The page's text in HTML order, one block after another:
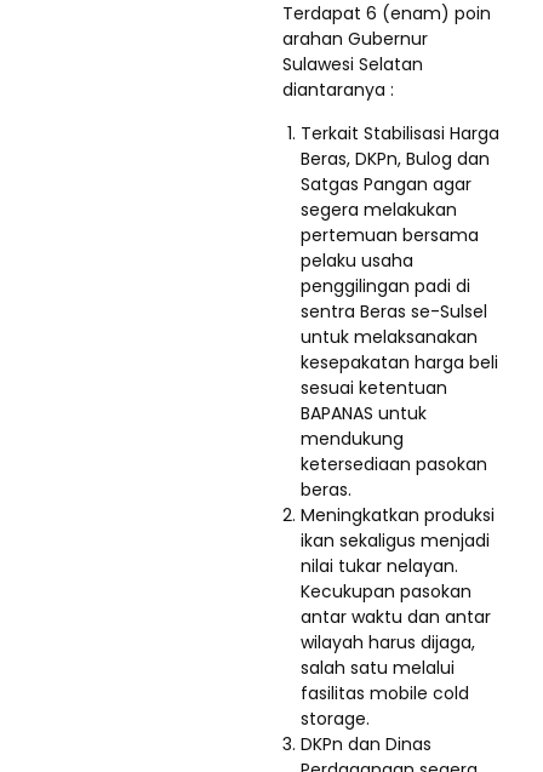
Terdapat 6 (enam) poin
arahan Gubernur
Sulawesi Selatan
diantaranya :
Terkait Stabilisasi Harga
Beras, DKPn, Bulog dan
Satgas Pangan agar
segera melakukan
pertemuan bersama
pelaku usaha
penggilingan padi di
sentra Beras se-Sulsel
untuk melaksanakan
kesepakatan harga beli
sesuai ketentuan
BAPANAS untuk
mendukung
ketersediaan pasokan
beras.
Meningkatkan produksi
ikan sekaligus menjadi
nilai tukar nelayan.
Kecukupan pasokan
antar waktu dan antar
wilayah harus dijaga,
salah satu melalui
fasilitas mobile cold
storage.
DKPn dan Dinas